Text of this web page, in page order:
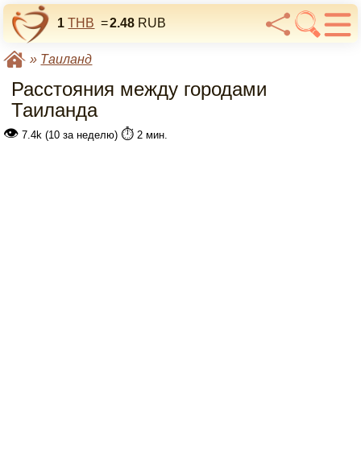
1 THB =2.48 RUB
» Таиланд
Расстояния между городами
Таиланда
👁 7.4k (10 за неделю) ⏱️ 2 мин.